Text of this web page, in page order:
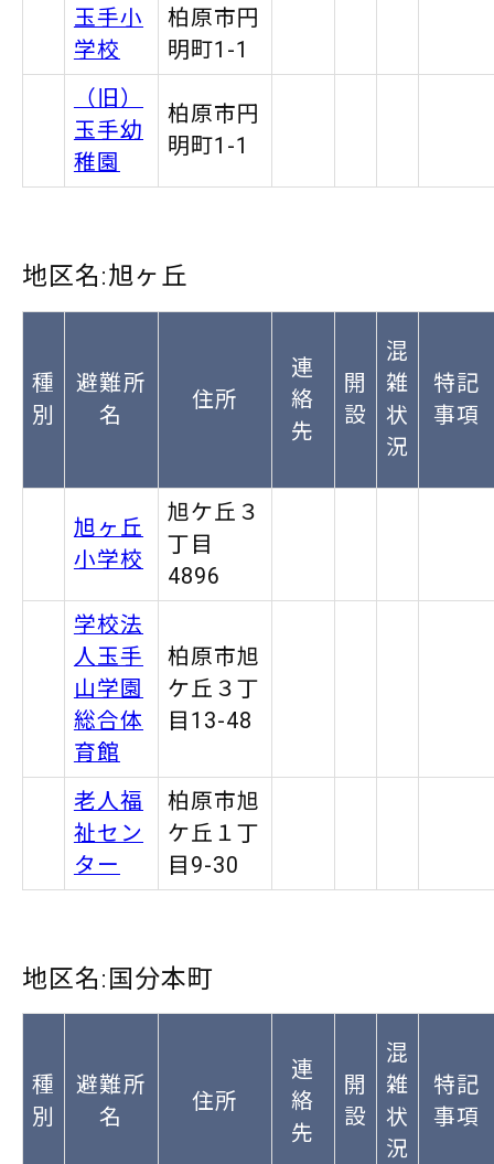
玉手小
学校
柏原市円
明町1-1
（旧）
玉手幼
稚園
柏原市円
明町1-1
地区名:旭ヶ丘
種
別
避難所
名
住所
連
絡
先
開
設
混
雑
状
況
特記
事項
旭ヶ丘
小学校
旭ケ丘３
丁目
4896
学校法
人玉手
山学園
総合体
育館
柏原市旭
ケ丘３丁
目13-48
老人福
祉セン
ター
柏原市旭
ケ丘１丁
目9-30
地区名:国分本町
種
別
避難所
名
住所
連
絡
先
開
設
混
雑
状
況
特記
事項